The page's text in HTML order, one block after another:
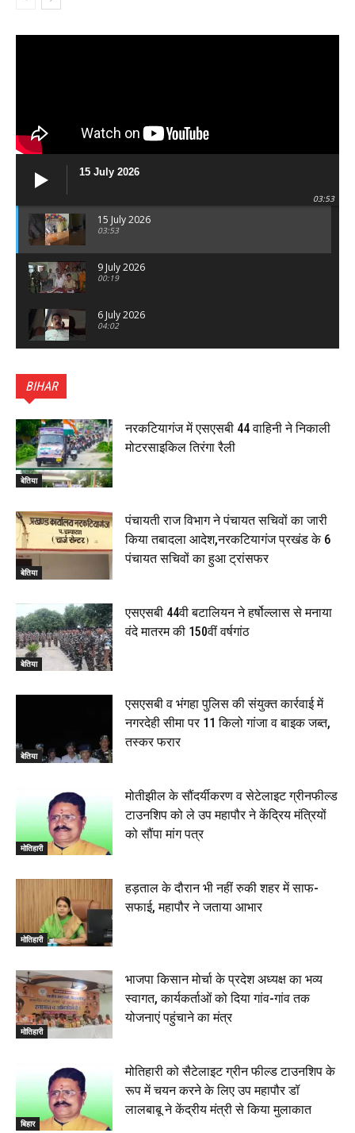
15 July 2026
03:53
15 July 2026
03:53
9 July 2026
00:19
6 July 2026
04:02
का भव्य पथ संचलन, 5 July 2026
00:22
बेतिया : मझौलिया में 1.24 क्विंटल गांजा के साथ बोलेरो ज़ब्त, दो
तस्कर गिरफ्तार, 4 July 2026
00:39
00:33
रक्सौल : सुरक्षा जॉंच को सोना-चांदी दुकानों का एसडीपीओ और
थानाध्यक्ष ने किया निरीक्षण, 19 June 2026
बेतिया में सगे भाई ने मां के साथ मिलकर की भाई की हत्या, शव
जलाया, दोनों गिरफ्तार, 14 June 2026
00:12
मोतिहारी। NDA सरकार, 12 साल विश्वास के, मीडिया संवाद में
सांसद रधामोहन सिंह, 13 June 2026
02:19
BIHAR
बेतिया
नरकटियागंज में एसएसबी 44 वाहिनी ने निकाली
मोटरसाइकिल तिरंगा रैली
बेतिया
पंचायती राज विभाग ने पंचायत सचिवों का जारी
किया तबादला आदेश,नरकटियागंज प्रखंड के 6
पंचायत सचिवों का हुआ ट्रांसफर
बेतिया
एसएसबी 44वी बटालियन ने हर्षोल्लास से मनाया
वंदे मातरम की 150वीं वर्षगांठ
बेतिया
एसएसबी व भंगहा पुलिस की संयुक्त कार्रवाई में
नगरदेही सीमा पर 11 किलो गांजा व बाइक जब्त,
तस्कर फरार
मोतिहारी
मोतीझील के सौंदर्यीकरण व सेटेलाइट ग्रीनफील्ड
टाउनशिप को ले उप महापौर ने केंद्रिय मंत्रियों
को सौंपा मांग पत्र
मोतिहारी
हड़ताल के दौरान भी नहीं रुकी शहर में साफ-
सफाई, महापौर ने जताया आभार
मोतिहारी
भाजपा किसान मोर्चा के प्रदेश अध्यक्ष का भव्य
स्वागत, कार्यकर्ताओं को दिया गांव-गांव तक
योजनाएं पहुंचाने का मंत्र
बिहार
मोतिहारी को सैटेलाइट ग्रीन फील्ड टाउनशिप के
रूप में चयन करने के लिए उप महापौर डॉ
लालबाबू ने केंद्रीय मंत्री से किया मुलाकात